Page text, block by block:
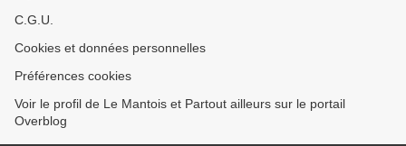
C.G.U.
Cookies et données personnelles
Préférences cookies
Voir le profil de Le Mantois et Partout ailleurs sur le portail
Overblog